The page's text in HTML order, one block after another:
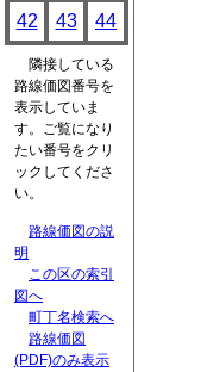
42 43 44
隣接している
路線価図番号を
表示していま
す。ご覧になり
たい番号をクリ
ックしてくださ
い。
路線価図の説
明
この区の索引
図へ
町丁名検索へ
路線価図
(PDF)のみ表示